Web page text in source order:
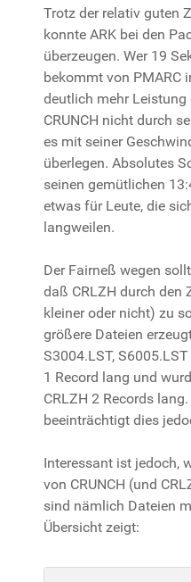
Trotz der relativ guten
konnte ARK bei den
überzeugen. Wer 19
bekommt von PMARC
deutlich mehr Leistung
CRUNCH nicht durch
es mit seiner
überlegen. Absolutes
seinen gemütlichen
etwas für Leute, die
langweilen.
Der Fairneß wegen
daß CRLZH durch den
kleiner oder nicht) zu
größere Dateien
S3004.LST,
1 Record lang und
CRLZH 2 Records
beeinträchtigt dies
Interessant ist jedoch,
von CRUNCH (und
sind nämlich Dateien
Übersicht zeigt: